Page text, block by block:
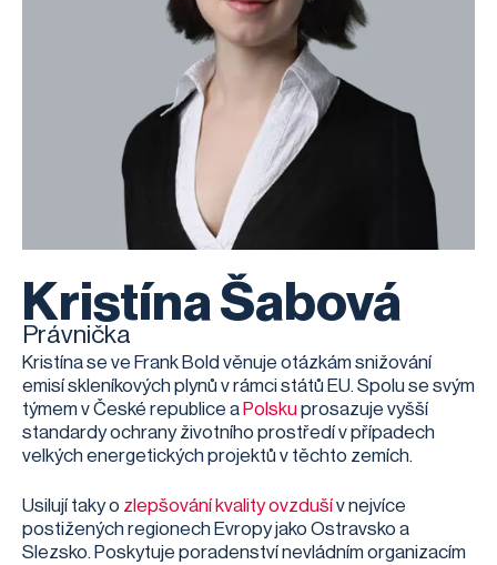
Kristína Šabová
Právnička
Kristína se ve Frank Bold věnuje otázkám snižování
emisí skleníkových plynů v rámci států EU. Spolu se svým
týmem v České republice a Polskuprosazuje vyšší
standardy ochrany životního prostředí v případech
velkých energetických projektů v těchto zemích.
Usilují taky o zlepšování kvality ovzdušív nejvíce
postižených regionech Evropy jako Ostravsko a
Slezsko. Poskytuje poradenství nevládním organizacím